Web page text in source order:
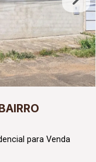
para Venda